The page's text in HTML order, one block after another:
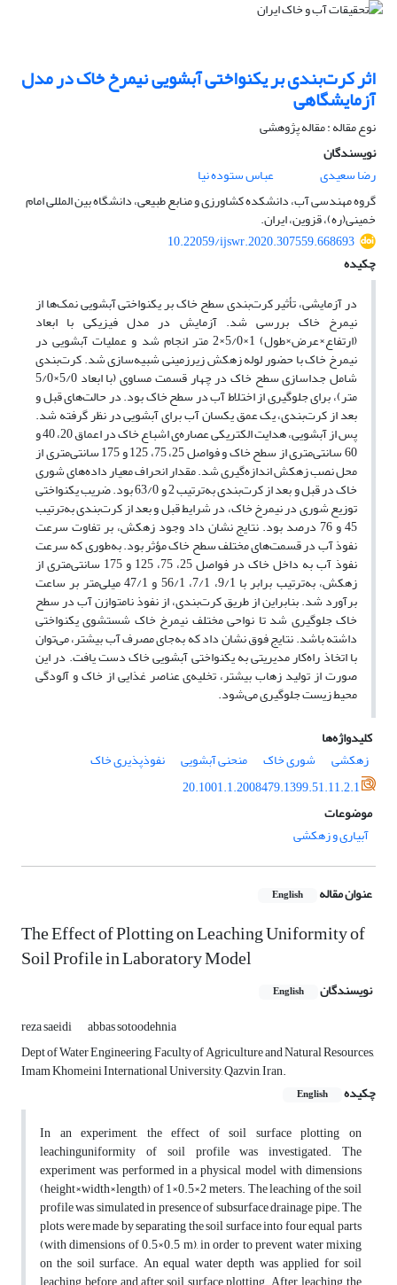
اثر کرت‌بندی بر یکنواختی آبشویی نیمرخ خاک در مدل
آزمایشگاهی
نوع مقاله : مقاله پژوهشی
نویسندگان
رضا سعیدی
عباس ستوده نیا
گروه مهندسی آب، دانشکده کشاورزی و منابع طبیعی، دانشگاه بین المللی امام
خمینی(ره)، قزوین، ایران.
10.22059/ijswr.2020.307559.668693
چکیده
در آزمایشی، تأثیر کرت‌بندی سطح خاک بر یکنواختی آبشویی نمک‌ها از
نیمرخ خاک بررسی شد. آزمایش در مدل فیزیکی با ابعاد
(ارتفاع×عرض×طول) 1×5/0×2 متر انجام شد و عملیات آبشویی در
نیمرخ خاک با حضور لوله زهکش زیرزمینی شبیه‌سازی شد. کرت‌بندی
شامل جداسازی سطح خاک در چهار قسمت مساوی (با ابعاد 5/0×5/0
متر)، برای جلوگیری از اختلاط آب در سطح خاک بود. در حالت‌های قبل و
بعد از کرت‌بندی، یک عمق یکسان آب برای آبشویی در نظر گرفته شد.
پس از آبشویی، هدایت الکتریکی عصاره‌ی اشباع خاک در اعماق 20، 40 و
60 سانتی‌متری از سطح خاک و فواصل 25، 75، 125 و 175 سانتی‌متری از
محل نصب زهکش اندازه‌گیری شد. مقدار انحراف معیار داده‌های شوری
خاک در قبل و بعد از کرت‌بندی به‌ترتیب 2 و 63/0 بود. ضریب یکنواختی
توزیع شوری در نیمرخ خاک، در شرایط قبل و بعد از کرت‌بندی به‌ترتیب
45 و 76 درصد بود. نتایج نشان داد وجود زهکش، بر تفاوت سرعت
نفوذ آب در قسمت‌های مختلف سطح خاک مؤثر بود. به‌طوری که سرعت
نفوذ آب به داخل خاک در فواصل 25، 75، 125 و 175 سانتی‌متری از
زهکش، به‌ترتیب برابر با 9/1، 7/1، 56/1 و 47/1 میلی‌متر بر ساعت
برآورد شد. بنابراین از طریق کرت‌بندی، از نفوذ نامتوازن آب در سطح
خاک جلوگیری شد تا نواحی مختلف نیمرخ خاک شستشوی یکنواختی
داشته باشد. نتایج فوق نشان داد که به‌جای مصرف آب بیشتر، می‌توان
با اتخاذ راه‌کار مدیریتی به یکنواختی آبشویی خاک دست یافت. در این
صورت از تولید زهاب بیشتر، تخلیه‌ی عناصر غذایی از خاک و آلودگی
محیط زیست جلوگیری می‌شود.
کلیدواژه‌ها
زهکشی
شوری خاک منحنی آبشویی
نفوذپذیری خاک
20.1001.1.2008479.1399.51.11.2.1
موضوعات
آبیاری و زهکشی
عنوان مقاله English
The Effect of Plotting on Leaching Uniformity of
Soil Profile in Laboratory Model
نویسندگان English
reza saeidi
abbas sotoodehnia
Dept of Water Engineering, Faculty of Agriculture and Natural Resources,
Imam Khomeini International University, Qazvin, Iran.
چکیده
English
In an experiment, the effect of soil surface plotting on
leachinguniformity of soil profile was investigated. The
experiment was performed in a physical model with dimensions
(height×width×length) of 1×0.5×2 meters. The leaching of the soil
profile was simulated in presence of subsurface drainage pipe. The
plots were made by separating the soil surface into four equal parts
(with dimensions of 0.5×0.5 m), in order to prevent water mixing
on the soil surface. An equal water depth was applied for soil